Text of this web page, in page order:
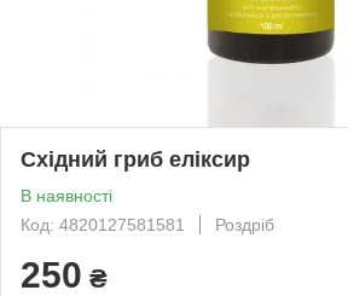
Східний гриб еліксир
В наявності
Код: 4820127581581
Роздріб
250 ₴